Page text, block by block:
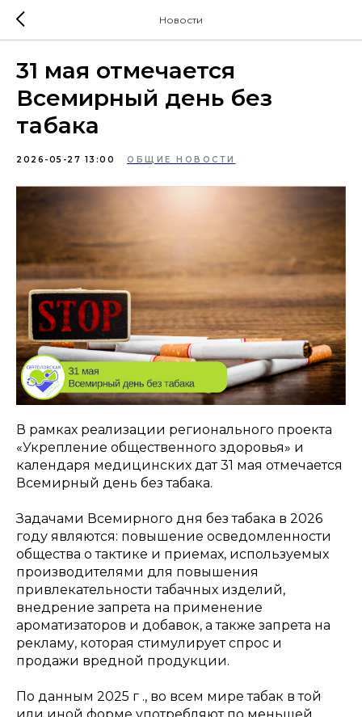
Новости
31 мая отмечается
Всемирный день без
табака
2026-05-27 13:00 ОБЩИЕ НОВОСТИ
В рамках реализации регионального проекта
«Укрепление общественного здоровья» и
календаря медицинских дат 31 мая отмечается
Всемирный день без табака.
Задачами Всемирного дня без табака в 2026
году являются: повышение осведомленности
общества о тактике и приемах, используемых
производителями для повышения
привлекательности табачных изделий,
внедрение запрета на применение
ароматизаторов и добавок, а также запрета на
рекламу, которая стимулирует спрос и
продажи вредной продукции.
По данным 2025 г ., во всем мире табак в той